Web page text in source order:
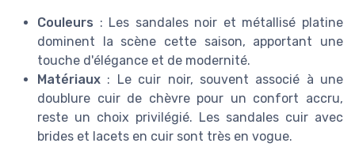
Couleurs : Les sandales noir et métallisé platine
dominent la scène cette saison, apportant une
touche d'élégance et de modernité.
Matériaux : Le cuir noir, souvent associé à une
doublure cuir de chèvre pour un confort accru,
reste un choix privilégié. Les sandales cuir avec
brides et lacets en cuir sont très en vogue.